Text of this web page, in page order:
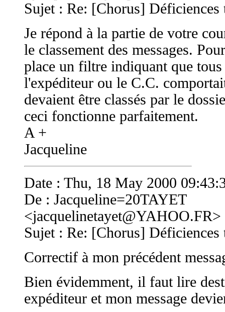
Sujet : Re: [Chorus] Déficiences
Je répond à la partie de votre
le classement des messages.
place un filtre indiquant que tous
l'expéditeur ou le C.C.
devaient être classés par le
ceci fonctionne parfaitement.
A +
Jacqueline
Date : Thu, 18 May 2000
De : Jacqueline=20TAYET
<jacquelinetayet@YAHOO.FR>
Sujet : Re: [Chorus] Déficiences
Correctif à mon précédent
Bien évidemment, il faut lire
expéditeur et mon message